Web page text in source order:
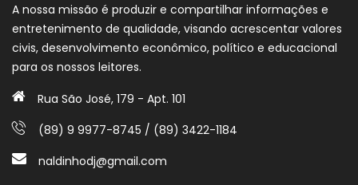
A nossa missão é produzir e compartilhar informações e
entretenimento de qualidade, visando acrescentar valores
civis, desenvolvimento econômico, político e educacional
para os nossos leitores.
Rua São José, 179 - Apt. 101
(89) 9 9977-8745 / (89) 3422-1184
naldinhodj@gmail.com